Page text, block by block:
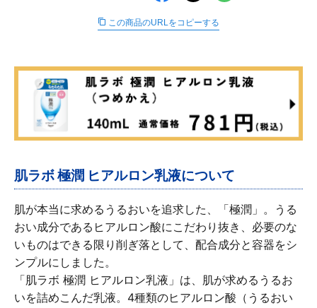
∟ 美容サプリメント
医薬品・目薬
その他
お悩み・用途から探す
ブランドから探す
キャンペーンから探す
ご利用ガイド
医薬品の販売に関する表示
ご利用環境
サイトマップ
この商品のURLをコピーする
肌ラボ 極潤 ヒアルロン乳液について
肌が本当に求めるうるおいを追求した、「極潤」。うる
おい成分であるヒアルロン酸にこだわり抜き、必要のな
いものはできる限り削ぎ落として、配合成分と容器をシ
ンプルにしました。
「肌ラボ 極潤 ヒアルロン乳液」は、肌が求めるうるお
いを詰めこんだ乳液。4種類のヒアルロン酸（うるおい